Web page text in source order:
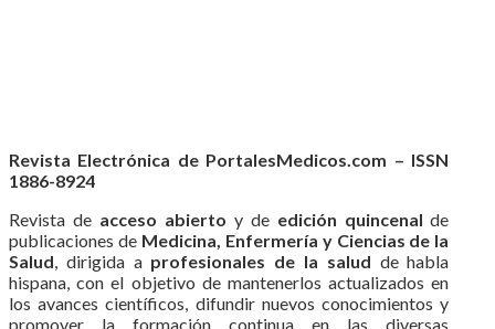
Revista Electrónica de PortalesMedicos.com – ISSN
1886-8924
Revista de acceso abierto y de edición quincenal de
publicaciones de Medicina, Enfermería y Ciencias de la
Salud, dirigida a profesionales de la salud de habla
hispana, con el objetivo de mantenerlos actualizados en
los avances científicos, difundir nuevos conocimientos y
promover la formación continua en las diversas